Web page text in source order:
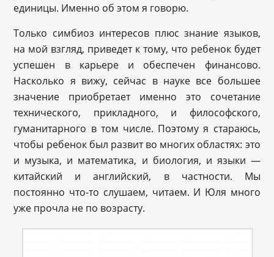
единицы. Именно об этом я говорю.
Только симбиоз интересов плюс знание языков,
на мой взгляд, приведет к тому, что ребенок будет
успешен в карьере и обеспечен финансово.
Насколько я вижу, сейчас в науке все большее
значение приобретает именно это сочетание
технического, прикладного, и философского,
гуманитарного в том числе. Поэтому я стараюсь,
чтобы ребенок был развит во многих областях: это
и музыка, и математика, и биология, и языки —
китайский и английский, в частности. Мы
постоянно что-то слушаем, читаем. И Юля много
уже прочла не по возрасту.